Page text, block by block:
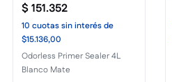
$151.352
10 cuotassin interésde
$15.136,00
Odorless Primer Sealer 4L
Blanco Mate